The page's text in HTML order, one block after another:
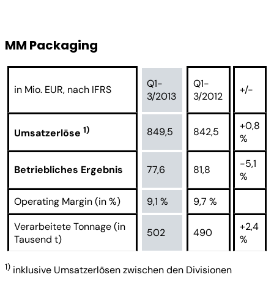
MM Packaging
in Mio. EUR, nach IFRS
Q1-
3/2013
Q1-
3/2012
+/-
Umsatzerlöse 1) 849,5 842,5
+0,8
%
Betriebliches Ergebnis 77,6 81,8
-5,1
%
Operating Margin (in %)
9,1 %
9,7 %
Verarbeitete Tonnage (in
Tausend t)
502 490
+2,4
%
1) inklusive Umsatzerlösen zwischen den Divisionen